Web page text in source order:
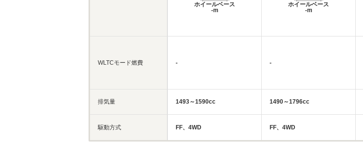
WLTCモード燃費
排気量
駆動方式
ホイールベース
-m
-
1493～1590cc
FF、4WD
ホイールベース
-m
-
1490～1796cc
FF、4WD